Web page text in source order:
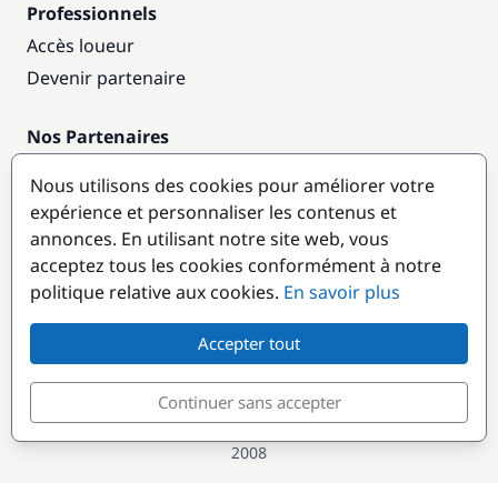
Professionnels
Accès loueur
Devenir partenaire
Nos Partenaires
Destinations populaires
© GlobeSailor
Croisières & Location de bateaux depuis
2008
Nous utilisons des cookies pour améliorer votre
expérience et personnaliser les contenus et
annonces. En utilisant notre site web, vous
acceptez tous les cookies conformément à notre
politique relative aux cookies. En savoir plus
Accepter tout
Continuer sans accepter